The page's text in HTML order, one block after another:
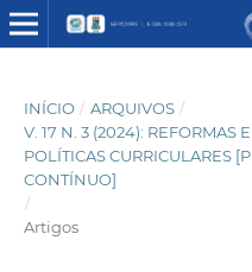
INÍCIO / ARQUIVOS /
V. 17 N. 3 (2024): REFORMAS
POLÍTICAS CURRICULARES
CONTÍNUO]
/
Artigos